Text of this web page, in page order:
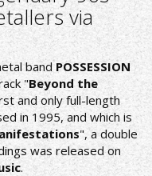
via
bandPOSSESSION
"Beyond the
and only full-length
in 1995, and which is
", a double
was released on
.